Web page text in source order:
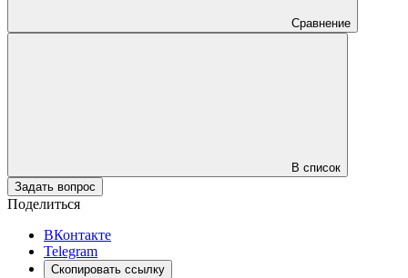
Сравнение
В список
Задать вопрос
Поделиться
ВКонтакте
Telegram
Скопировать ссылку